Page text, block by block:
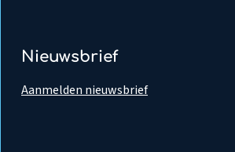
Nieuwsbrief
Aanmelden nieuwsbrief